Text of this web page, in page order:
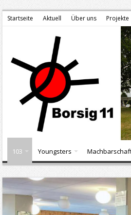
Startseite Aktuell Über uns Projekte
103 Youngsters